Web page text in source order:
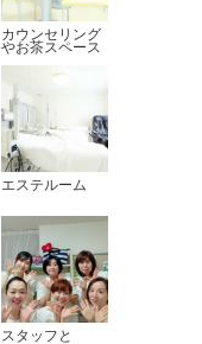
カウンセリング
やお茶スペース
エステルーム
スタッフと